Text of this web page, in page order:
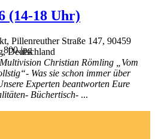
(14-18 Uhr)
Pillenreuther Straße 147, 90459
Deutschland
Christian Römling „Vom
Was sie schon immer über
Experten beantworten Eure
Büchertisch- ...